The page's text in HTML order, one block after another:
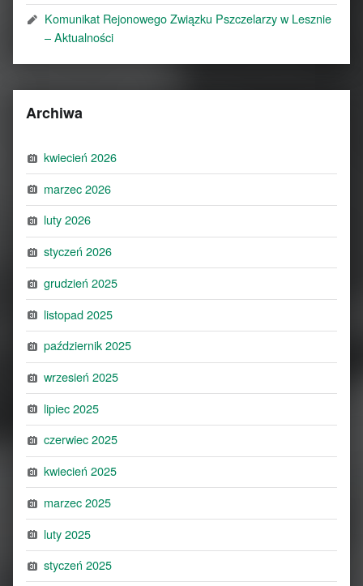
Komunikat Rejonowego Związku Pszczelarzy w Lesznie
– Aktualności
Archiwa
kwiecień 2026
marzec 2026
luty 2026
styczeń 2026
grudzień 2025
listopad 2025
październik 2025
wrzesień 2025
lipiec 2025
czerwiec 2025
kwiecień 2025
marzec 2025
luty 2025
styczeń 2025